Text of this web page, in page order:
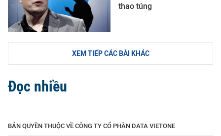
thao túng
XEM TIẾP CÁC BÀI KHÁC
Đọc nhiều
BẢN QUYỀN THUỘC VỀ CÔNG TY CỔ PHẦN DATA VIETONE